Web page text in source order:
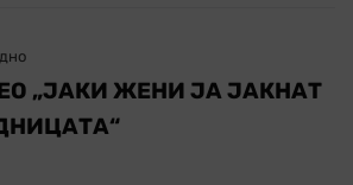
„ЈАКИ ЖЕНИ ЈА ЈАКНАТ